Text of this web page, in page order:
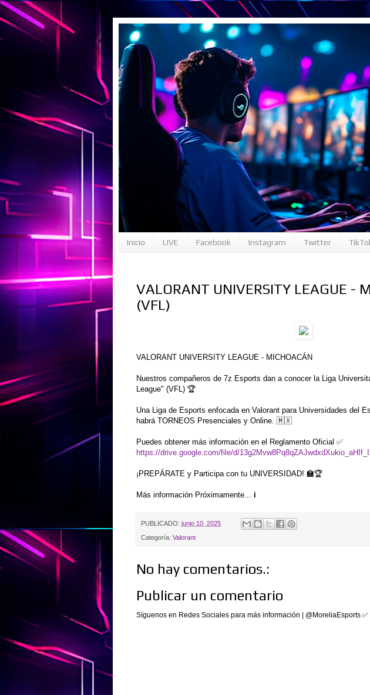
Inicio LIVE Facebook Instagram Twitter
VALORANT UNIVERSITY LEAGUE -
(VFL)
VALORANT UNIVERSITY LEAGUE - MICHOACÁN
Nuestros compañeros de 7z Esports dan a conocer la Liga
League" (VFL) 🏆
Una Liga de Esports enfocada en Valorant para Universidades del
habrá TORNEOS Presenciales y Online. 🇲🇽
Puedes obtener más información en el Reglamento Oficial ✅
https://drive.google.com/file/d/
¡PREPÁRATE y Participa con tu UNIVERSIDAD! 🏫🏆
Más información Próximamente... ℹ️
PUBLICADO: junio 10, 2025
Categoría: Valorant
No hay comentarios.:
Publicar un comentario
Síguenos en Redes Sociales para más información | @MoreliaEsports ✅